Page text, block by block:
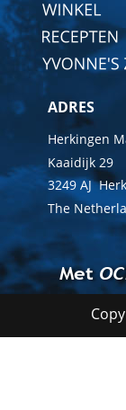
ADRES
Herkingen
Kaaidijk 29
3249 AJ
The
Met